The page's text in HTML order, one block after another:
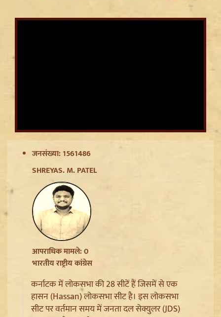
सुरक्षा, Amarnath Yatra सस्पेंड और हाईवे हुआ सील
Ladakh Formation Day: शांति और विकास की नई ऊंचाइयों
पर लद्दाख, LG ने PM Modi और Amit Shah का जताया
जनसंख्या: 1561486
SHREYAS. M. PATEL
आपराधिक मामले: 0
भारतीय राष्ट्रीय कांग्रेस
कर्नाटक में लोकसभा की 28 सीटें हैं जिसमें से एक
हासन (Hassan) लोकसभा सीट है। इस लोकसभा
सीट पर वर्तमान समय में जनता दल सेक्युलर (JDS)